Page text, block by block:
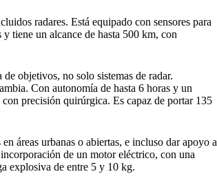
radares. Está equipado con sensores para
tiene un alcance de hasta 500 km, con
objetivos, no solo sistemas de radar.
Con autonomía de hasta 6 horas y un
precisión quirúrgica. Es capaz de portar 135
áreas urbanas o abiertas, e incluso dar apoyo a
de un motor eléctrico, con una
explosiva de entre 5 y 10 kg.